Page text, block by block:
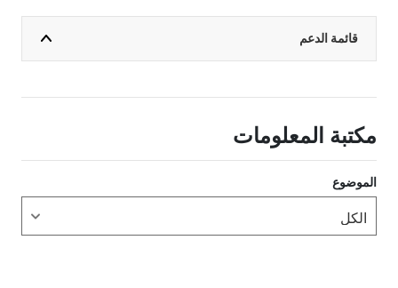
قائمة الدعم
مكتبة المعلومات
الموضوع